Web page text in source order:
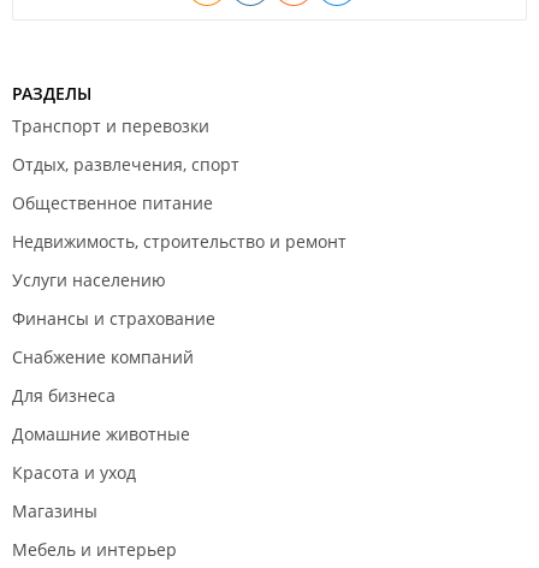
РАЗДЕЛЫ
Транспорт и перевозки
Отдых, развлечения, спорт
Общественное питание
Недвижимость, строительство и ремонт
Услуги населению
Финансы и страхование
Снабжение компаний
Для бизнеса
Домашние животные
Красота и уход
Магазины
Мебель и интерьер